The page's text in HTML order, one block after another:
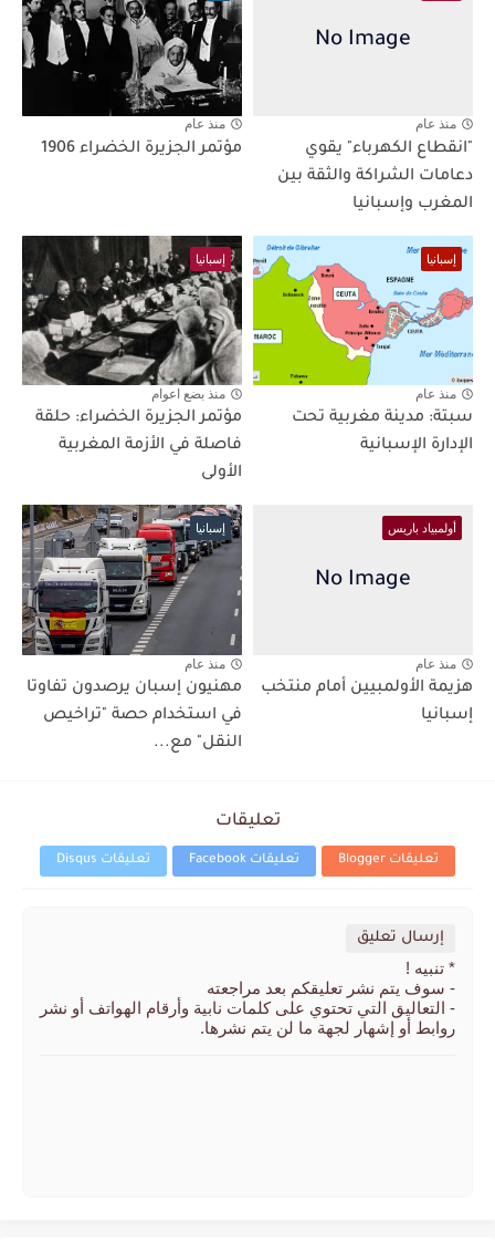
منذ عام
"انقطاع الكهرباء" يقوي
دعامات الشراكة والثقة بين
المغرب وإسبانيا
منذ عام
مؤتمر الجزيرة الخضراء 1906
إسبانيا
منذ عام
سبتة: مدينة مغربية تحت
الإدارة الإسبانية
إسبانيا
منذ بضع اعوام
مؤتمر الجزيرة الخضراء: حلقة
فاصلة في الأزمة المغربية
الأولى
أولمبياد باريس
منذ عام
هزيمة الأولمبيين أمام منتخب
إسبانيا
إسبانيا
منذ عام
مهنيون إسبان يرصدون تفاوتا
في استخدام حصة "تراخيص
النقل" مع...
تعليقات
تعليقات Blogger تعليقات Facebook تعليقات Disqus
إرسال تعليق
* تنبيه !
- سوف يتم نشر تعليقكم بعد مراجعته
- التعاليق التي تحتوي على كلمات نابية وأرقام الهواتف أو نشر
روابط أو إشهار لجهة ما لن يتم نشرها.